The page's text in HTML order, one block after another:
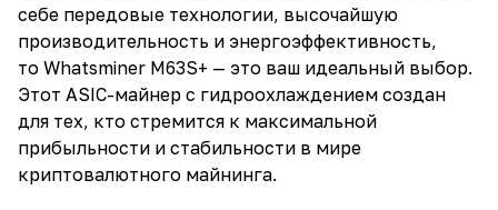
себе передовые технологии, высочайшую
производительность и энергоэффективность,
то Whatsminer M63S+ — это ваш идеальный выбор.
Этот ASIC-майнер с гидроохлаждением создан
для тех, кто стремится к максимальной
прибыльности и стабильности в мире
криптовалютного майнинга.